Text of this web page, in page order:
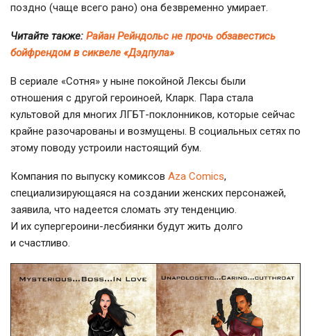
поздно (чаще всего рано) она безвременно умирает.
Читайте также: Райан Рейндольс не прочь обзавестись
бойфрендом в сиквеле «Дэдпула»
В сериале «Сотня» у ныне покойной Лексы были
отношения с другой героиноей, Кларк. Пара стала
культовой для многих ЛГБТ-поклонников, которые сейчас
крайне разочарованы и возмущены. В социальных сетях по
этому поводу устроили настоящий бум.
Компания по выпуску комиксов Aza Comics,
специализирующаяся на создании женских персонажей,
заявила, что надеется сломать эту тенденцию.
И их супергероини-лесбиянки будут жить долго
и счастливо.